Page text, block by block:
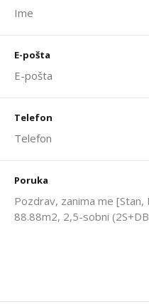
E-pošta
Telefon
Poruka